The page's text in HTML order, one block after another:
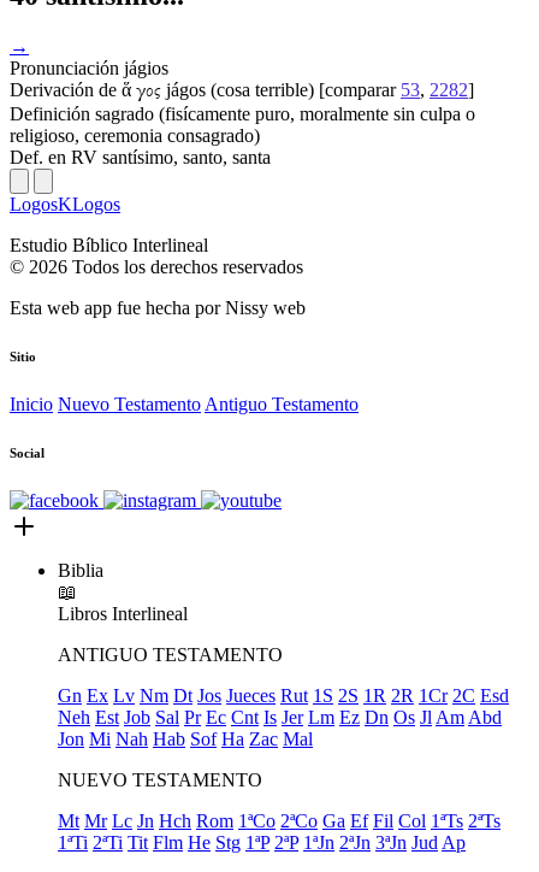
→
Pronunciación jágios
Derivación de ἅ γος jágos (cosa terrible) [comparar 53, 2282]
Definición sagrado (fisícamente puro, moralmente sin culpa o
religioso, ceremonia consagrado)
Def. en RV santísimo, santo, santa
LogosKLogos
Estudio Bíblico Interlineal
© 2026 Todos los derechos reservados
Esta web app fue hecha porNissy web
Sitio
Inicio Nuevo Testamento Antiguo Testamento
Social
Biblia
📖
Libros Interlineal
ANTIGUO TESTAMENTO
Gn Ex Lv Nm Dt Jos Jueces Rut 1S 2S 1R 2R 1Cr 2C Esd
Neh Est Job Sal Pr Ec Cnt Is Jer Lm Ez Dn Os Jl Am Abd
Jon Mi Nah Hab Sof Ha Zac Mal
NUEVO TESTAMENTO
Mt Mr Lc Jn Hch Rom 1ªCo 2ªCo Ga Ef Fil Col 1ªTs 2ªTs
1ªTi 2ªTi Tit Flm He Stg 1ªP 2ªP 1ªJn 2ªJn 3ªJn Jud Ap